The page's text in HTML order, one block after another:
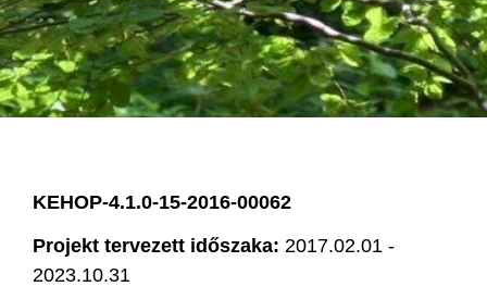
KEHOP-4.1.0-15-2016-00062
Projekt tervezett időszaka: 2017.02.01 -
2023.10.31